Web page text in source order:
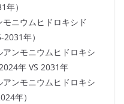
年）
ニウムヒドロキシド
年）
アンモニウムヒドロキシ
年 VS 2031年
アンモニウムヒドロキシ
年）